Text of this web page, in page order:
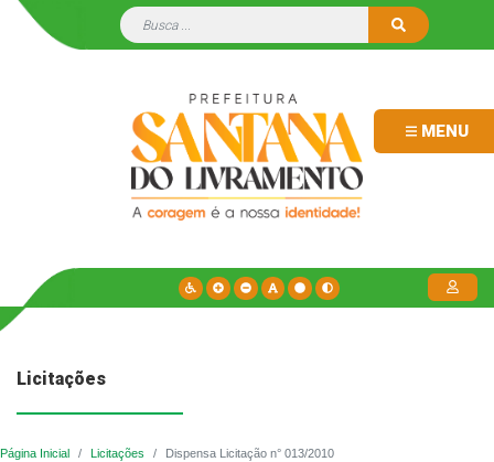
MENU
Licitações
Página Inicial Licitações Dispensa Licitação n° 013/2010